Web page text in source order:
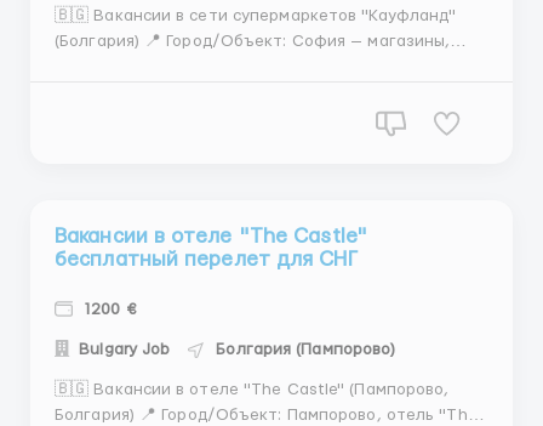
🇧🇬 Вакансии в сети супермаркетов "Кауфланд"
(Болгария) 📍 Город/Объект: София — магазины,
Вакансии в отеле "The Castle"
бесплатный перелет для СНГ
1200 €
Bulgary Job Болгария (Пампорово)
🇧🇬 Вакансии в отеле "The Castle" (Пампорово,
Болгария) 📍 Город/Объект: Пампорово, отель "The